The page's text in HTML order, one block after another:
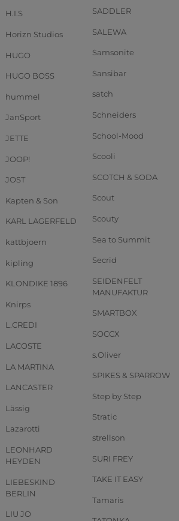
H.I.S
Horizn Studios
HUGO
HUGO BOSS
hummel
JanSport
JETTE
JOOP!
JOST
Kapten & Son
KARL LAGERFELD
kattbjoern
kipling
KLONDIKE 1896
Knirps
L.CREDI
LACOSTE
LA MARTINA
LANCASTER
Lässig
Lazarotti
LEONHARD
HEYDEN
LIEBESKIND
BERLIN
LIU JO
SADDLER
SALEWA
Samsonite
Sansibar
satch
Schneiders
School-Mood
Scooli
SCOTCH & SODA
Scout
Scouty
Sea to Summit
Secrid
SEIDENFELT
MANUFAKTUR
SMARTBOX
SOCCX
s.Oliver
SPIKES & SPARROW
Step by Step
Stratic
strellson
SURI FREY
TAKE IT EASY
Tamaris